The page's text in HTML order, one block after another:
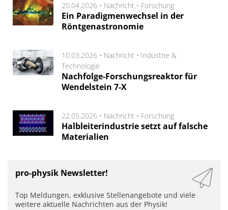
20.04.2026 • Nachricht • Forschung
Ein Paradigmenwechsel in der
Röntgenastronomie
10.03.2026 • Nachricht • Industrie &
Technologie
Nachfolge-Forschungsreaktor für
Wendelstein 7-X
22.05.2026 • Nachricht • Forschung
Halbleiterindustrie setzt auf falsche
Materialien
pro-physik Newsletter!
Top Meldungen, exklusive Stellenangebote und viele
weitere aktuelle Nachrichten aus der Physik!